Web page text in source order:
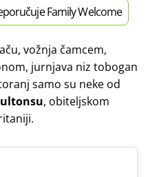
Family Welcome
vožnja čamcem,
jurnjava niz tobogan
samo su neke od
, obiteljskom